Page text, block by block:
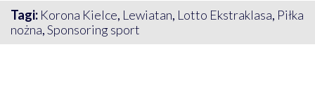
Tagi: Korona Kielce, Lewiatan, Lotto Ekstraklasa, Piłka
nożna,Sponsoring sport